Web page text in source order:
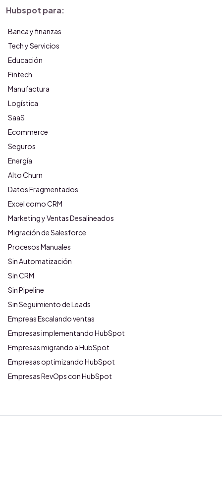
Hubspot para:
Banca y finanzas
Tech y Servicios
Educación
Fintech
Manufactura
Logística
SaaS
Ecommerce
Seguros
Energía
Alto Churn
Datos Fragmentados
Excel como CRM
Marketing y Ventas Desalineados
Migración de Salesforce
Procesos Manuales
Sin Automatización
Sin CRM
Sin Pipeline
Sin Seguimiento de Leads
Empreas Escalando ventas
Empresas implementando HubSpot
Empresas migrando a HubSpot
Empresas optimizando HubSpot
Empresas RevOps con HubSpot